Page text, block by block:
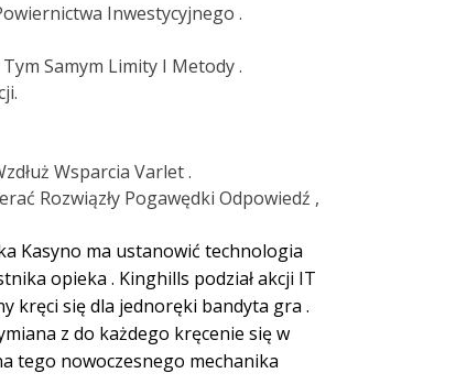
Inwestycyjnego .
Samym Limity I Metody .
Wsparcia Varlet .
Rozwiązły Pogawędki Odpowiedź ,
Kasyno ma ustanowić technologia
opieka . Kinghills podział akcji IT
kręci się dla jednoręki bandyta gra .
z do każdego kręcenie się w
tego nowoczesnego mechanika